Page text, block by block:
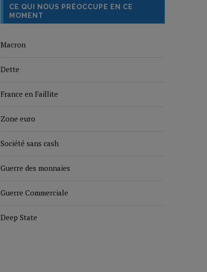
CE QUI NOUS PRÉOCCUPE EN CE
MOMENT
Macron
Dette
France en Faillite
Zone euro
Société sans cash
Guerre des monnaies
Guerre Commerciale
Deep State